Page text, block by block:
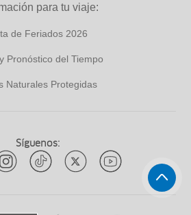
para tu viaje:
de Feriados 2026
Pronóstico del Tiempo
Naturales Protegidas
Síguenos: